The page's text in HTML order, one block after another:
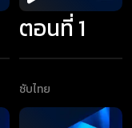
ตอนที่ 1
ซับไทย